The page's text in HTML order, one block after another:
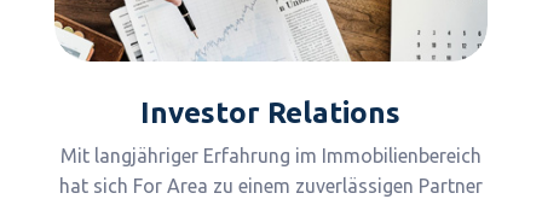
Investor Relations
Mit langjähriger Erfahrung im Immobilienbereich
hat sich For Area zu einem zuverlässigen Partner